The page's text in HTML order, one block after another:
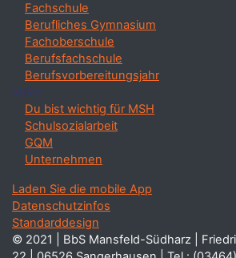
Fachschule
Berufliches Gymnasium
Fachoberschule
Berufsfachschule
Berufsvorbereitungsjahr
Mehr
Du bist wichtig für MSH
Schulsozialarbeit
GQM
Unternehmen
Laden Sie die mobile App
Datenschutzinfos
Standarddesign
© 2021 | BbS Mansfeld-Südharz |